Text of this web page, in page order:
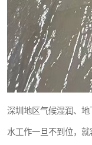
深圳地区气候湿润、
水工作一旦不到位，就